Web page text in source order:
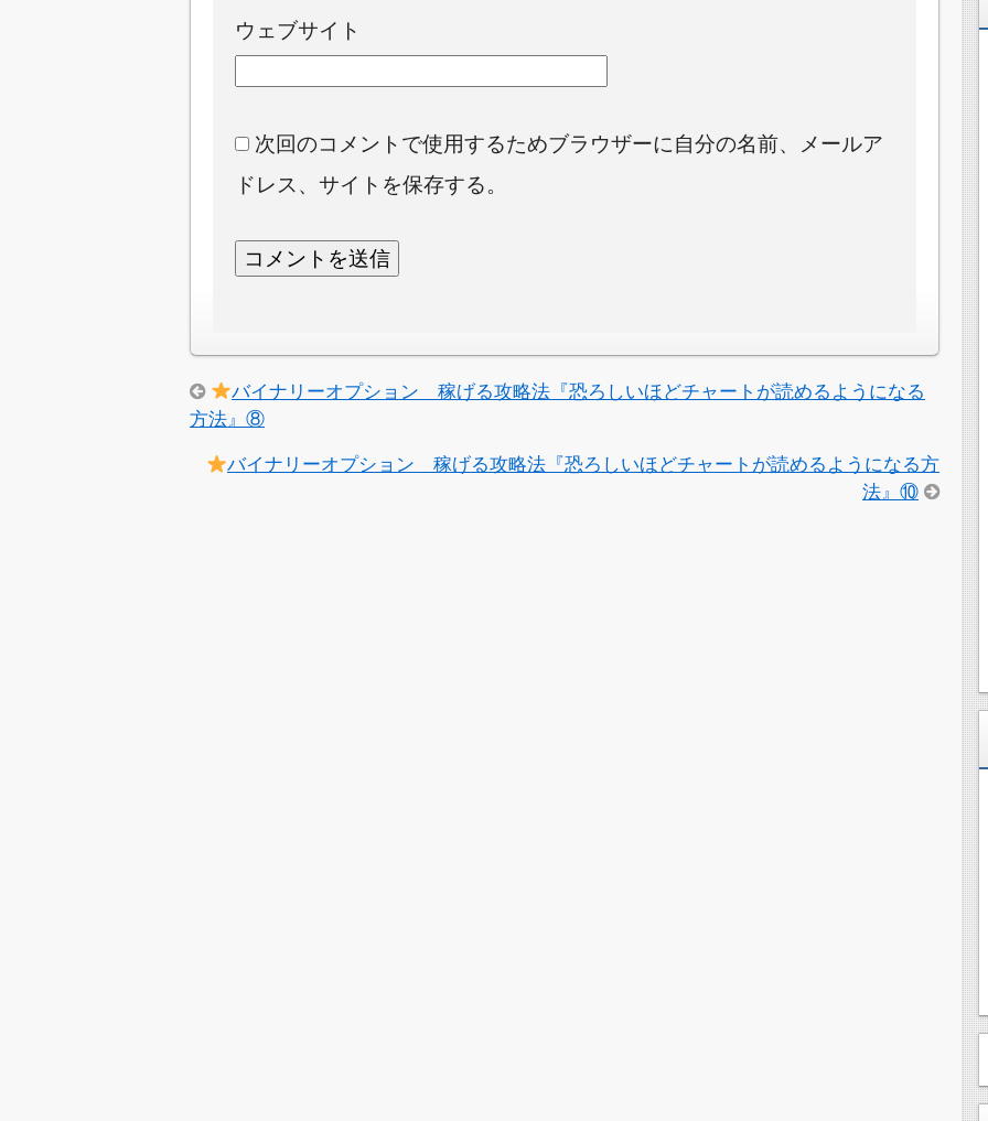
ウェブサイト
次回のコメントで使用するためブラウザーに自分の名前、メールア
ドレス、サイトを保存する。
バイナリーオプション 稼げる攻略法『恐ろしいほどチャートが読めるようになる
方法』⑧
バイナリーオプション 稼げる攻略法『恐ろしいほどチャートが読めるようになる方
法』⑩